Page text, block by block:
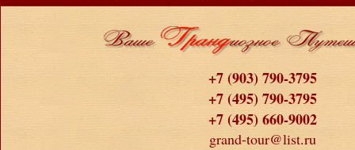
+7 (903) 790-3795
+7 (495) 790-3795
+7 (495) 660-9002
grand-tour@list.ru